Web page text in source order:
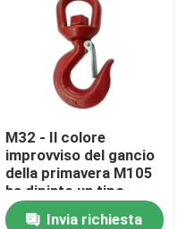
M32 - Il colore
improvviso del gancio
della primavera M105
ha dipinto un tipo
gancio di
Invia richiesta